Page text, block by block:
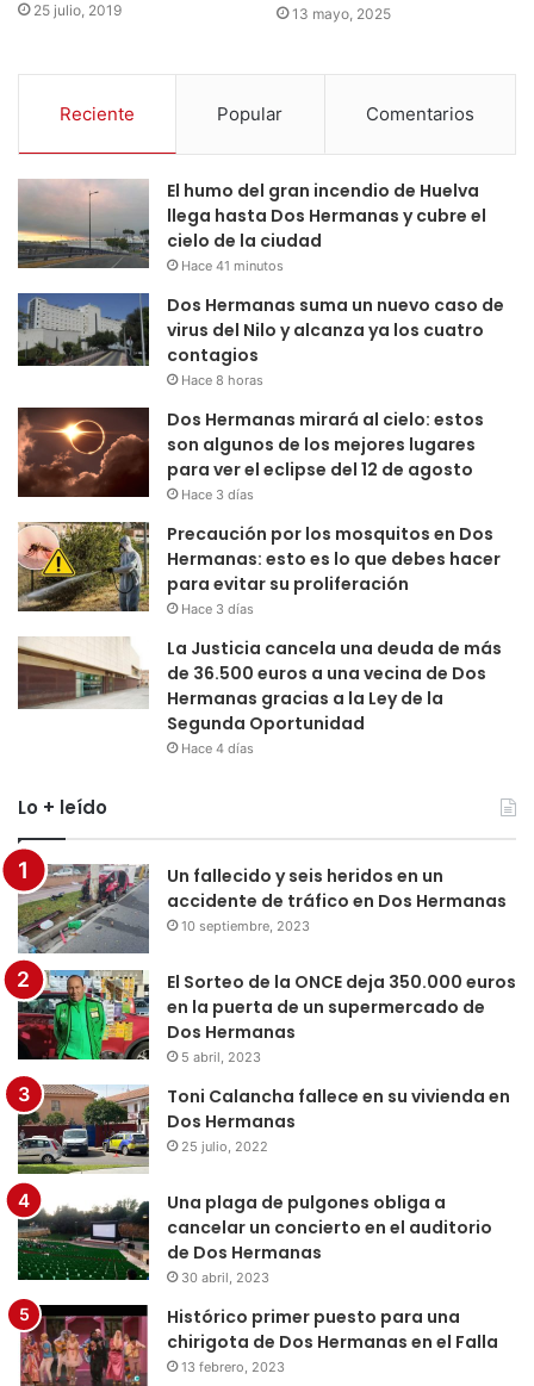
25 julio, 2019 13 mayo, 2025
Reciente Popular Comentarios
El humo del gran incendio de Huelva
llega hasta Dos Hermanas y cubre el
cielo de la ciudad
Hace 41 minutos
Dos Hermanas suma un nuevo caso de
virus del Nilo y alcanza ya los cuatro
contagios
Hace 8 horas
Dos Hermanas mirará al cielo: estos
son algunos de los mejores lugares
para ver el eclipse del 12 de agosto
Hace 3 días
Precaución por los mosquitos en Dos
Hermanas: esto es lo que debes hacer
para evitar su proliferación
Hace 3 días
La Justicia cancela una deuda de más
de 36.500 euros a una vecina de Dos
Hermanas gracias a la Ley de la
Segunda Oportunidad
Hace 4 días
Lo + leído
Un fallecido y seis heridos en un
accidente de tráfico en Dos Hermanas
10 septiembre, 2023
El Sorteo de la ONCE deja 350.000 euros
en la puerta de un supermercado de
Dos Hermanas
5 abril, 2023
Toni Calancha fallece en su vivienda en
Dos Hermanas
25 julio, 2022
Una plaga de pulgones obliga a
cancelar un concierto en el auditorio
de Dos Hermanas
30 abril, 2023
Histórico primer puesto para una
chirigota de Dos Hermanas en el Falla
13 febrero, 2023